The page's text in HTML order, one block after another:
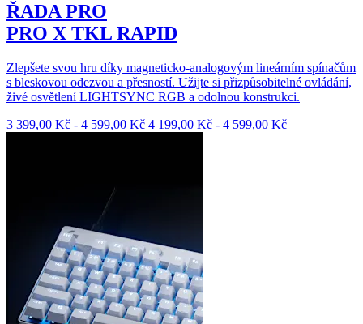
ŘADA PRO
PRO X TKL RAPID
Zlepšete svou hru díky magneticko-analogovým lineárním spínačům
s bleskovou odezvou a přesností. Užijte si přizpůsobitelné ovládání,
živé osvětlení LIGHTSYNC RGB a odolnou konstrukci.
3 399,00 Kč - 4 599,00 Kč 4 199,00 Kč - 4 599,00 Kč